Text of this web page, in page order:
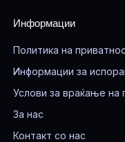
Информации
Политика на
Информации за
Услови за враќање на
За нас
Контакт со нас